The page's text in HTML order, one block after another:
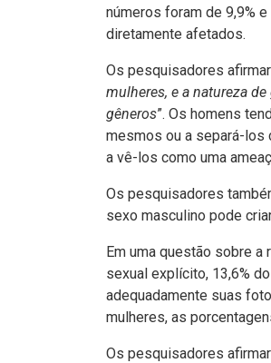
números foram de 9,9%
diretamente afetados.
Os pesquisadores
mulheres, e a natureza
gêneros”. Os homens
mesmos ou a separá-los
a vê-los como uma
Os pesquisadores
sexo masculino pode
Em uma questão sobre
sexual explícito, 13,6%
adequadamente suas
mulheres, as
Os pesquisadores